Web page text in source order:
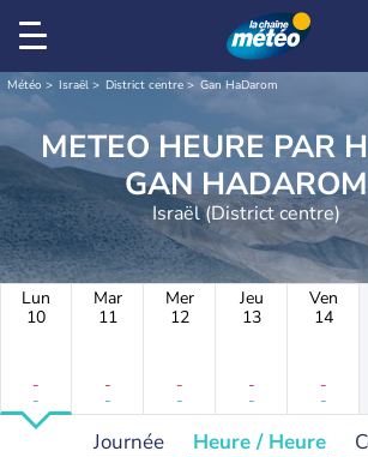
Météo Israël District centre Gan HaDarom
METEO HEURE PAR
GAN HADAROM
Israël (District centre)
Lun
10
-
-
Mar
11
-
-
Mer
12
-
-
Jeu
13
-
-
Ven
14
-
-
Journée Heure / Heure